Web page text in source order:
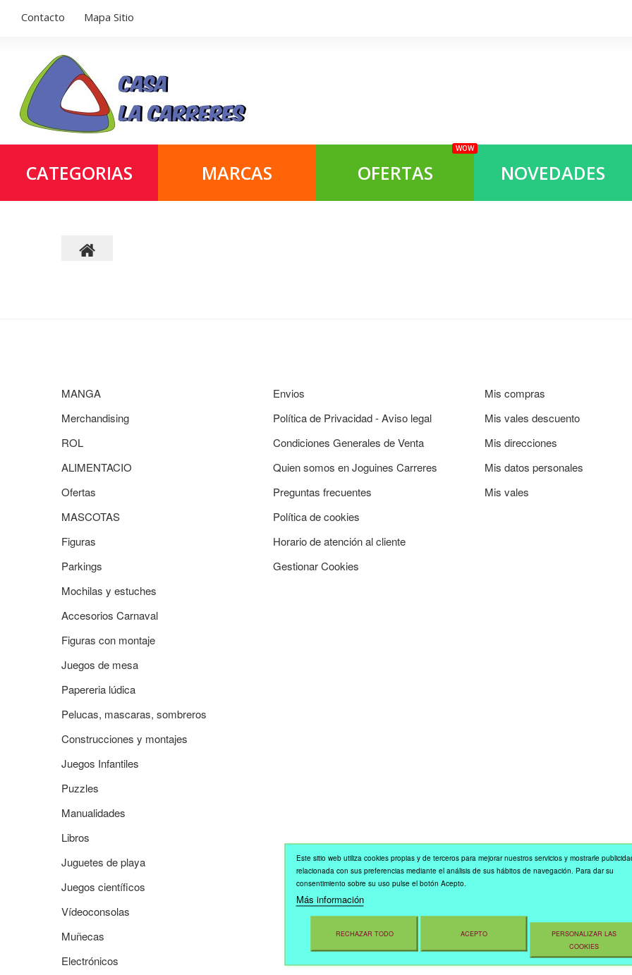
Contacto Mapa Sitio
CATEGORIAS MARCAS OFERTAS
WOW
NOVEDADES
MANGA
Merchandising
ROL
ALIMENTACIO
Ofertas
MASCOTAS
Figuras
Parkings
Mochilas y estuches
Accesorios Carnaval
Figuras con montaje
Juegos de mesa
Papereria lúdica
Pelucas, mascaras, sombreros
Construcciones y montajes
Juegos Infantiles
Puzzles
Manualidades
Libros
Juguetes de playa
Juegos científicos
Vídeoconsolas
Muñecas
Electrónicos
Envios
Política de Privacidad - Aviso legal
Condiciones Generales de Venta
Quien somos en Joguines Carreres
Preguntas frecuentes
Política de cookies
Horario de atención al cliente
Gestionar Cookies
Mis compras
Mis vales descuento
Mis direcciones
Mis datos personales
Mis vales
Este sitio web utiliza cookies propias y de terceros para mejorar nuestros servicios y mostrarle
relacionada con sus preferencias mediante el análisis de sus hábitos de navegación. Para dar su
consentimiento sobre su uso pulse el botón Acepto.
Más información
RECHAZAR TODO ACEPTO
PERSONALIZAR LAS
COOKIES